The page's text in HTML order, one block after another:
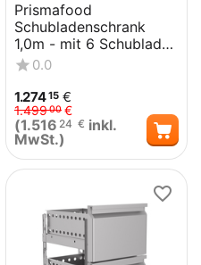
Prismafood
Schubladenschrank
1,0m - mit 6 Schubladen
STD0.0
1.27415 €
1.49900 €
(1.516 24 € inkl.
MwSt.)